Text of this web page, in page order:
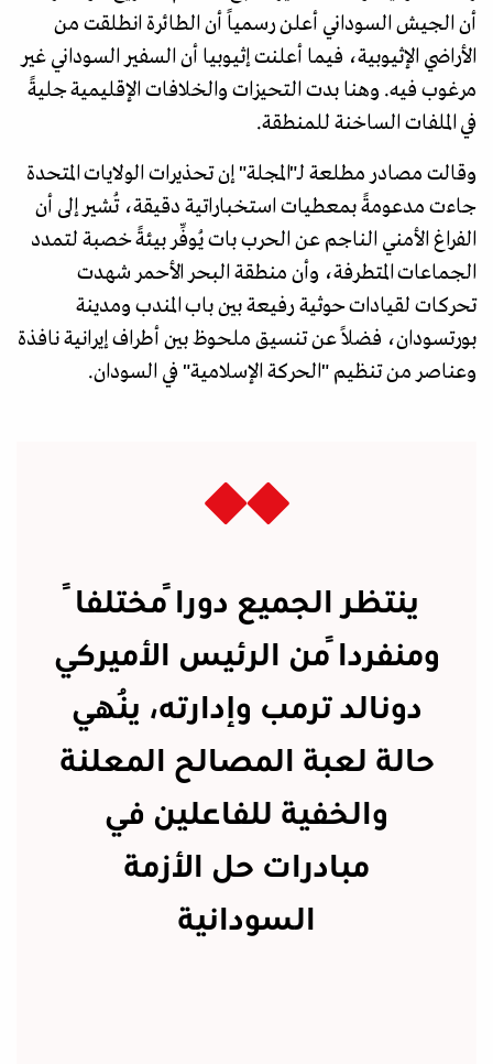
أن الجيش السوداني أعلن رسمياً أن الطائرة انطلقت من
الأراضي الإثيوبية، فيما أعلنت إثيوبيا أن السفير السوداني غير
مرغوب فيه. وهنا بدت التحيزات والخلافات الإقليمية جليةً
في الملفات الساخنة للمنطقة.
وقالت مصادر مطلعة لـ"المجلة" إن تحذيرات الولايات المتحدة
جاءت مدعومةً بمعطيات استخباراتية دقيقة، تُشير إلى أن
الفراغ الأمني الناجم عن الحرب بات يُوفِّر بيئةً خصبة لتمدد
الجماعات المتطرفة، وأن منطقة البحر الأحمر شهدت
تحركات لقيادات حوثية رفيعة بين باب المندب ومدينة
بورتسودان، فضلاً عن تنسيق ملحوظ بين أطراف إيرانية نافذة
وعناصر من تنظيم "الحركة الإسلامية" في السودان.
ينتظر الجميع دوراً مختلفاً
ومنفرداً من الرئيس الأميركي
دونالد ترمب وإدارته، يُنهي
حالة لعبة المصالح المعلنة
والخفية للفاعلين في
مبادرات حل الأزمة
السودانية